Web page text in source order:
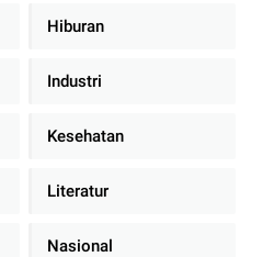
Hiburan
Industri
Kesehatan
Literatur
Nasional